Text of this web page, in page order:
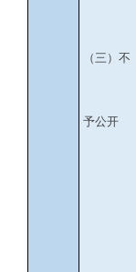
（三）不
予公开